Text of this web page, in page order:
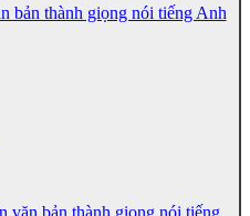
bản thành giọng nói tiếng Anh